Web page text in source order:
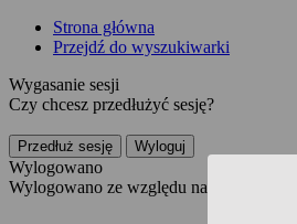
Strona główna
Przejdź do wyszukiwarki
Wygasanie sesji
Czy chcesz przedłużyć sesję?
Przedłuż sesję Wyloguj
Wylogowano
Wylogowano ze względu na